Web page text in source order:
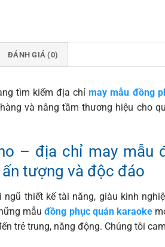
ĐÁNH GIÁ (0)
tìm kiếm địa chỉmay mẫu đồng
và nâng tầm thương hiệu cho
– địa chỉ may mẫu
tượng và độc đáo
ngũ thiết kế tài năng, giàu kinh
mẫuđồng phục quán karaoke
trẻ trung, năng động. Chúng tôi